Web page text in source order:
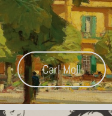
Carl Moll